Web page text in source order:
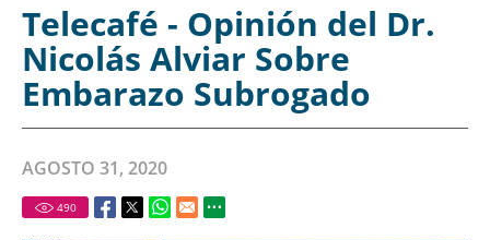
Telecafé - Opinión del Dr.
Nicolás Alviar Sobre
Embarazo Subrogado
AGOSTO 31, 2020
490